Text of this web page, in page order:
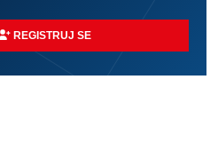
REGISTRUJ SE